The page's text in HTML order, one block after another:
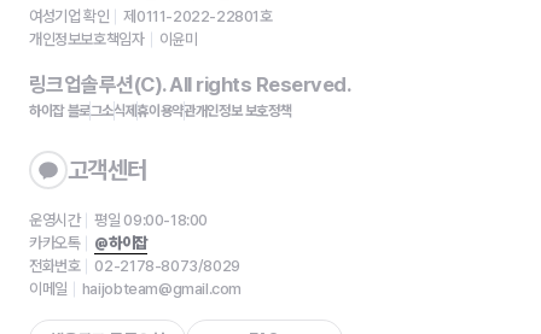
여성기업 확인
제0111-2022-22801호
개인정보보호책임자
이윤미
링크업솔루션(C). All rights Reserved.
하이잡 블로그소식제휴이용약관개인정보 보호정책
고객센터
운영시간
평일 09:00-18:00
카카오톡
@하이잡
전화번호
02-2178-8073/8029
이메일
haijobteam@gmail.com